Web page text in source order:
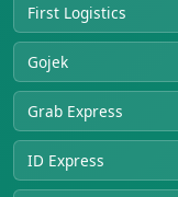
First Logistics
Gojek
Grab Express
ID Express